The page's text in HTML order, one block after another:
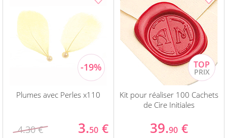
Plumes avec Perles x110
4.30 € 3.50 €
Kit pour réaliser 100 Cachets
de Cire Initiales
39.90 €